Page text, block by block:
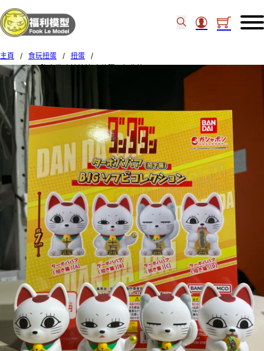
主頁 / 食玩扭蛋 / 扭蛋
/
Bandai 扭蛋 膽大黨 高速婆婆 大軟膠公仔收藏 (Set of 4)